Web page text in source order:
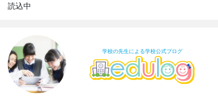
読込中
学校の先生による学校公式ブログ